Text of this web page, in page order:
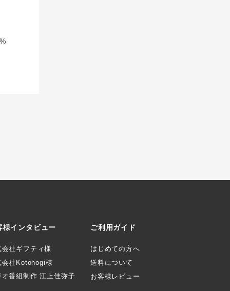
様インタビュー
会社ギフティ様
会社Kotohogi様
オ番組制作 江上佳弥子
ご利用ガイド
はじめての方へ
送料について
お客様レビュー